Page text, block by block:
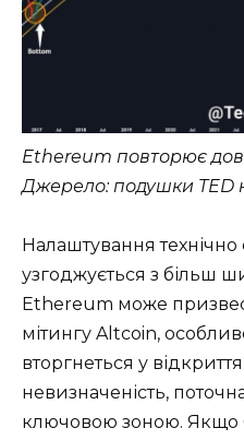
Ethereum повторює
Джерело: подушки TED
Налаштування технічно
узгоджується з більш
Ethereum може
мітингу Altcoin,
вторгнеться у
невизначеність,
ключовою зоною. Якщо